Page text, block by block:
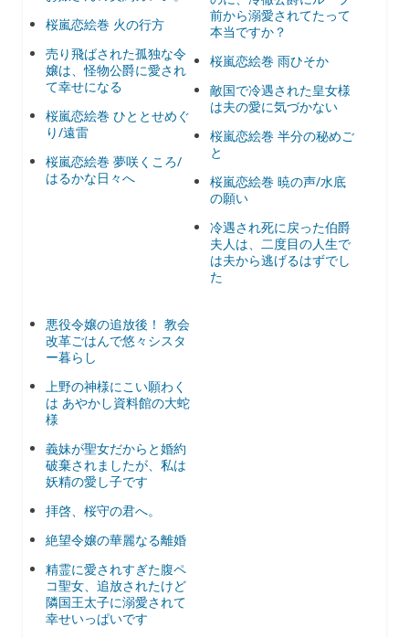
桜嵐恋絵巻 火の行方
売り飛ばされた孤独な令
嬢は、怪物公爵に愛され
て幸せになる
桜嵐恋絵巻 ひととせめぐ
り/遠雷
桜嵐恋絵巻 夢咲くころ/
はるかな日々へ
前から溺愛されてたって
本当ですか？
桜嵐恋絵巻 雨ひそか
敵国で冷遇された皇女様
は夫の愛に気づかない
桜嵐恋絵巻 半分の秘めご
と
桜嵐恋絵巻 暁の声/水底
の願い
冷遇され死に戻った伯爵
夫人は、二度目の人生で
は夫から逃げるはずでし
た
悪役令嬢の追放後！ 教会
改革ごはんで悠々シスタ
ー暮らし
上野の神様にこい願わく
は あやかし資料館の大蛇
様
義妹が聖女だからと婚約
破棄されましたが、私は
妖精の愛し子です
拝啓、桜守の君へ。
絶望令嬢の華麗なる離婚
精霊に愛されすぎた腹ペ
コ聖女、追放されたけど
隣国王太子に溺愛されて
幸せいっぱいです